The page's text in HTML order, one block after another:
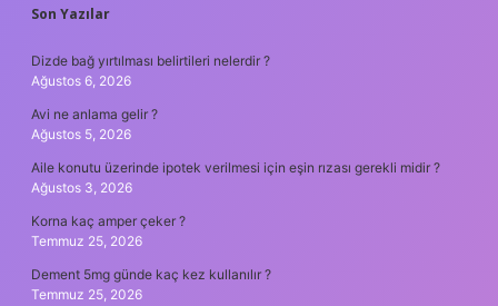
SIDEBAR
Son Yazılar
Dizde bağ yırtılması belirtileri nelerdir ?
Ağustos 6, 2026
Avi ne anlama gelir ?
Ağustos 5, 2026
Aile konutu üzerinde ipotek verilmesi için eşin rızası gerekli midir ?
Ağustos 3, 2026
Korna kaç amper çeker ?
Temmuz 25, 2026
Dement 5mg günde kaç kez kullanılır ?
Temmuz 25, 2026